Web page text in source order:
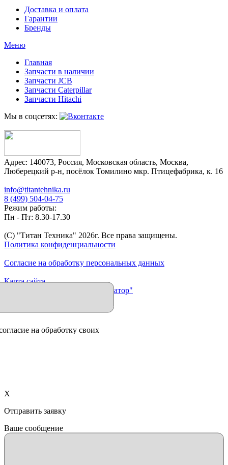
Доставка и оплата
Гарантии
Бренды
Меню
Главная
Запчасти в наличии
Запчасти JCB
Запчасти Caterpillar
Запчасти Hitachi
Мы в соцсетях:
Адрес: 140073, Россия, Московская область, Москва,
Люберецкий р-н, посёлок Томилино мкр. Птицефабрика, к. 16
info@titantehnika.ru
8 (499) 504-04-75
Режим работы:
Пн - Пт: 8.30-17.30
(C) "Титан Техника" 2026г. Все права защищены.
Политика конфиденциальности
Согласие на обработку персональных данных
Карта сайта
Продвижение сайта "Иллюминатор"
на обработку своих
X
Отправить заявку
Ваше сообщение